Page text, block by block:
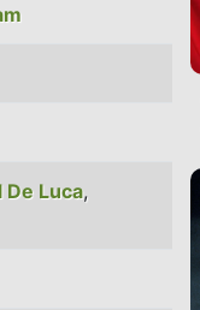
De Luca,